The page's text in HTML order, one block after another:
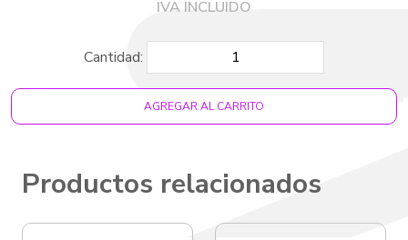
Cantidad:
AGREGAR AL CARRITO
Productos relacionados